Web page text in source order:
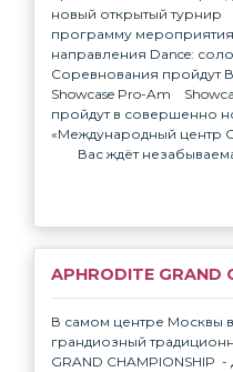
новый открытый турнир⠀
программу
направления Dance:
Соревнования пройдут В
Showcase Pro-Am⠀
пройдут в совершенно
«Международный центр
⠀ ⠀ Вас ждёт
APHRODITE GRAND
В самом центре Москвы
грандиозный
GRAND CHAMPIONSHIP -